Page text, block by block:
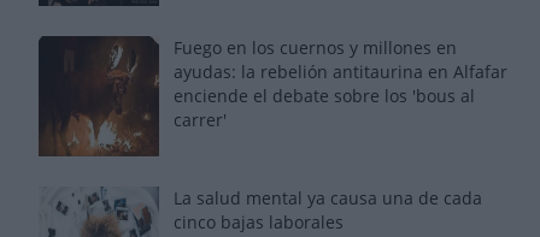
Fuego en los cuernos y millones en
ayudas: la rebelión antitaurina en Alfafar
enciende el debate sobre los 'bous al
carrer'
La salud mental ya causa una de cada
cinco bajas laborales